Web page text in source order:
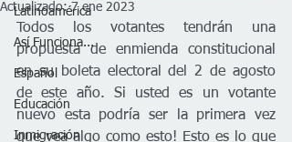
Latinoamérica
Así Funciona...
Español
Educación
Inmigración
Actualizado:7 ene 2023
Todos los votantes tendrán una
propuesta de enmienda constitucional
en su boleta electoral del 2 de agosto
de este año. Si usted es un votante
nuevo esta podría ser la primera vez
que vea algo como esto! Esto es lo que